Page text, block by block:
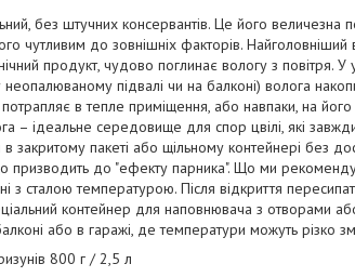
без штучних консервантів. Це його величезна
чутливим до зовнішніх факторів. Найголовніший
продукт, чудово поглинає вологу з повітря. У
підвалі чи на балконі) волога
в тепле приміщення, або навпаки, на
– ідеальне середовище для спор цвілі, які завжди
закритому пакеті або щільному контейнері без
призводить до "ефекту парника". Що ми
з сталою температурою. Після відкриття
контейнер для наповнювача з отворами
або в гаражі, де температури можуть різко
800 г / 2,5 л